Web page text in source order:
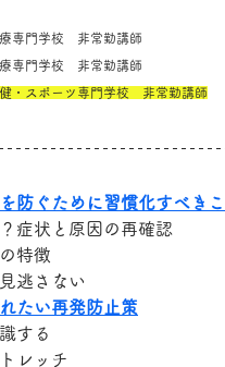
専門学校　非常勤講師
専門学校　非常勤講師
・スポーツ専門学校　非常勤講師
防ぐために習慣化すべきこ
症状と原因の再確認
特徴
逃さない
たい再発防止策
する
レッチ